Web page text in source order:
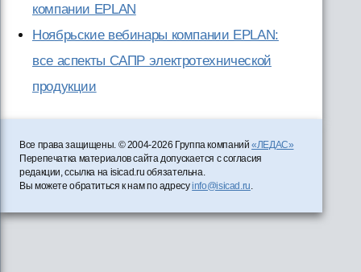
компании EPLAN
Ноябрьские вебинары компании EPLAN:
все аспекты САПР электротехнической
продукции
Все права защищены. © 2004-2026 Группа компаний«ЛЕДАС»
Перепечатка материалов сайта допускается с согласия
редакции, ссылка на isicad.ru обязательна.
Вы можете обратиться к нам по адресуinfo@isicad.ru